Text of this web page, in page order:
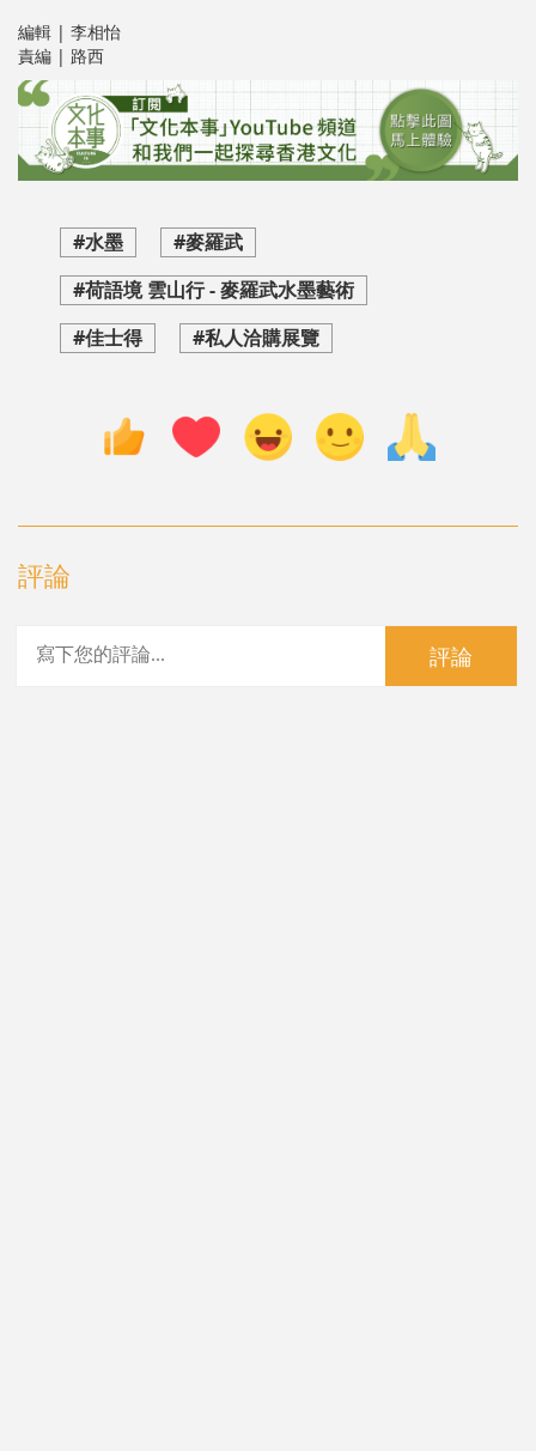
編輯 | 李相怡
責編 | 路西
#水墨
#麥羅武
#荷語境 雲山行 - 麥羅武水墨藝術
#佳士得
#私人洽購展覽
評論
評論